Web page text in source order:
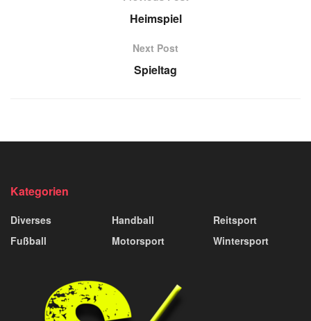
Heimspiel
Next Post
Spieltag
Kategorien
Diverses
Fußball
Handball
Motorsport
Reitsport
Wintersport